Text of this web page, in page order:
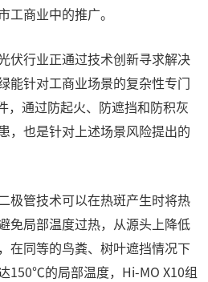
工商业中的推广。
伏行业正通过技术创新寻求解决
能针对工商业场景的复杂性专门
，通过防起火、防遮挡和防积灰
，也是针对上述场景风险提出的
极管技术可以在热斑产生时将热
免局部温度过热，从源头上降低
在同等的鸟粪、树叶遮挡情况下
150℃的局部温度，Hi-MO X10组